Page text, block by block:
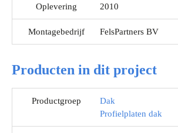
Oplevering 2010
Montagebedrijf FelsPartners BV
Producten in dit project
Productgroep
Dak
Profielplaten dak